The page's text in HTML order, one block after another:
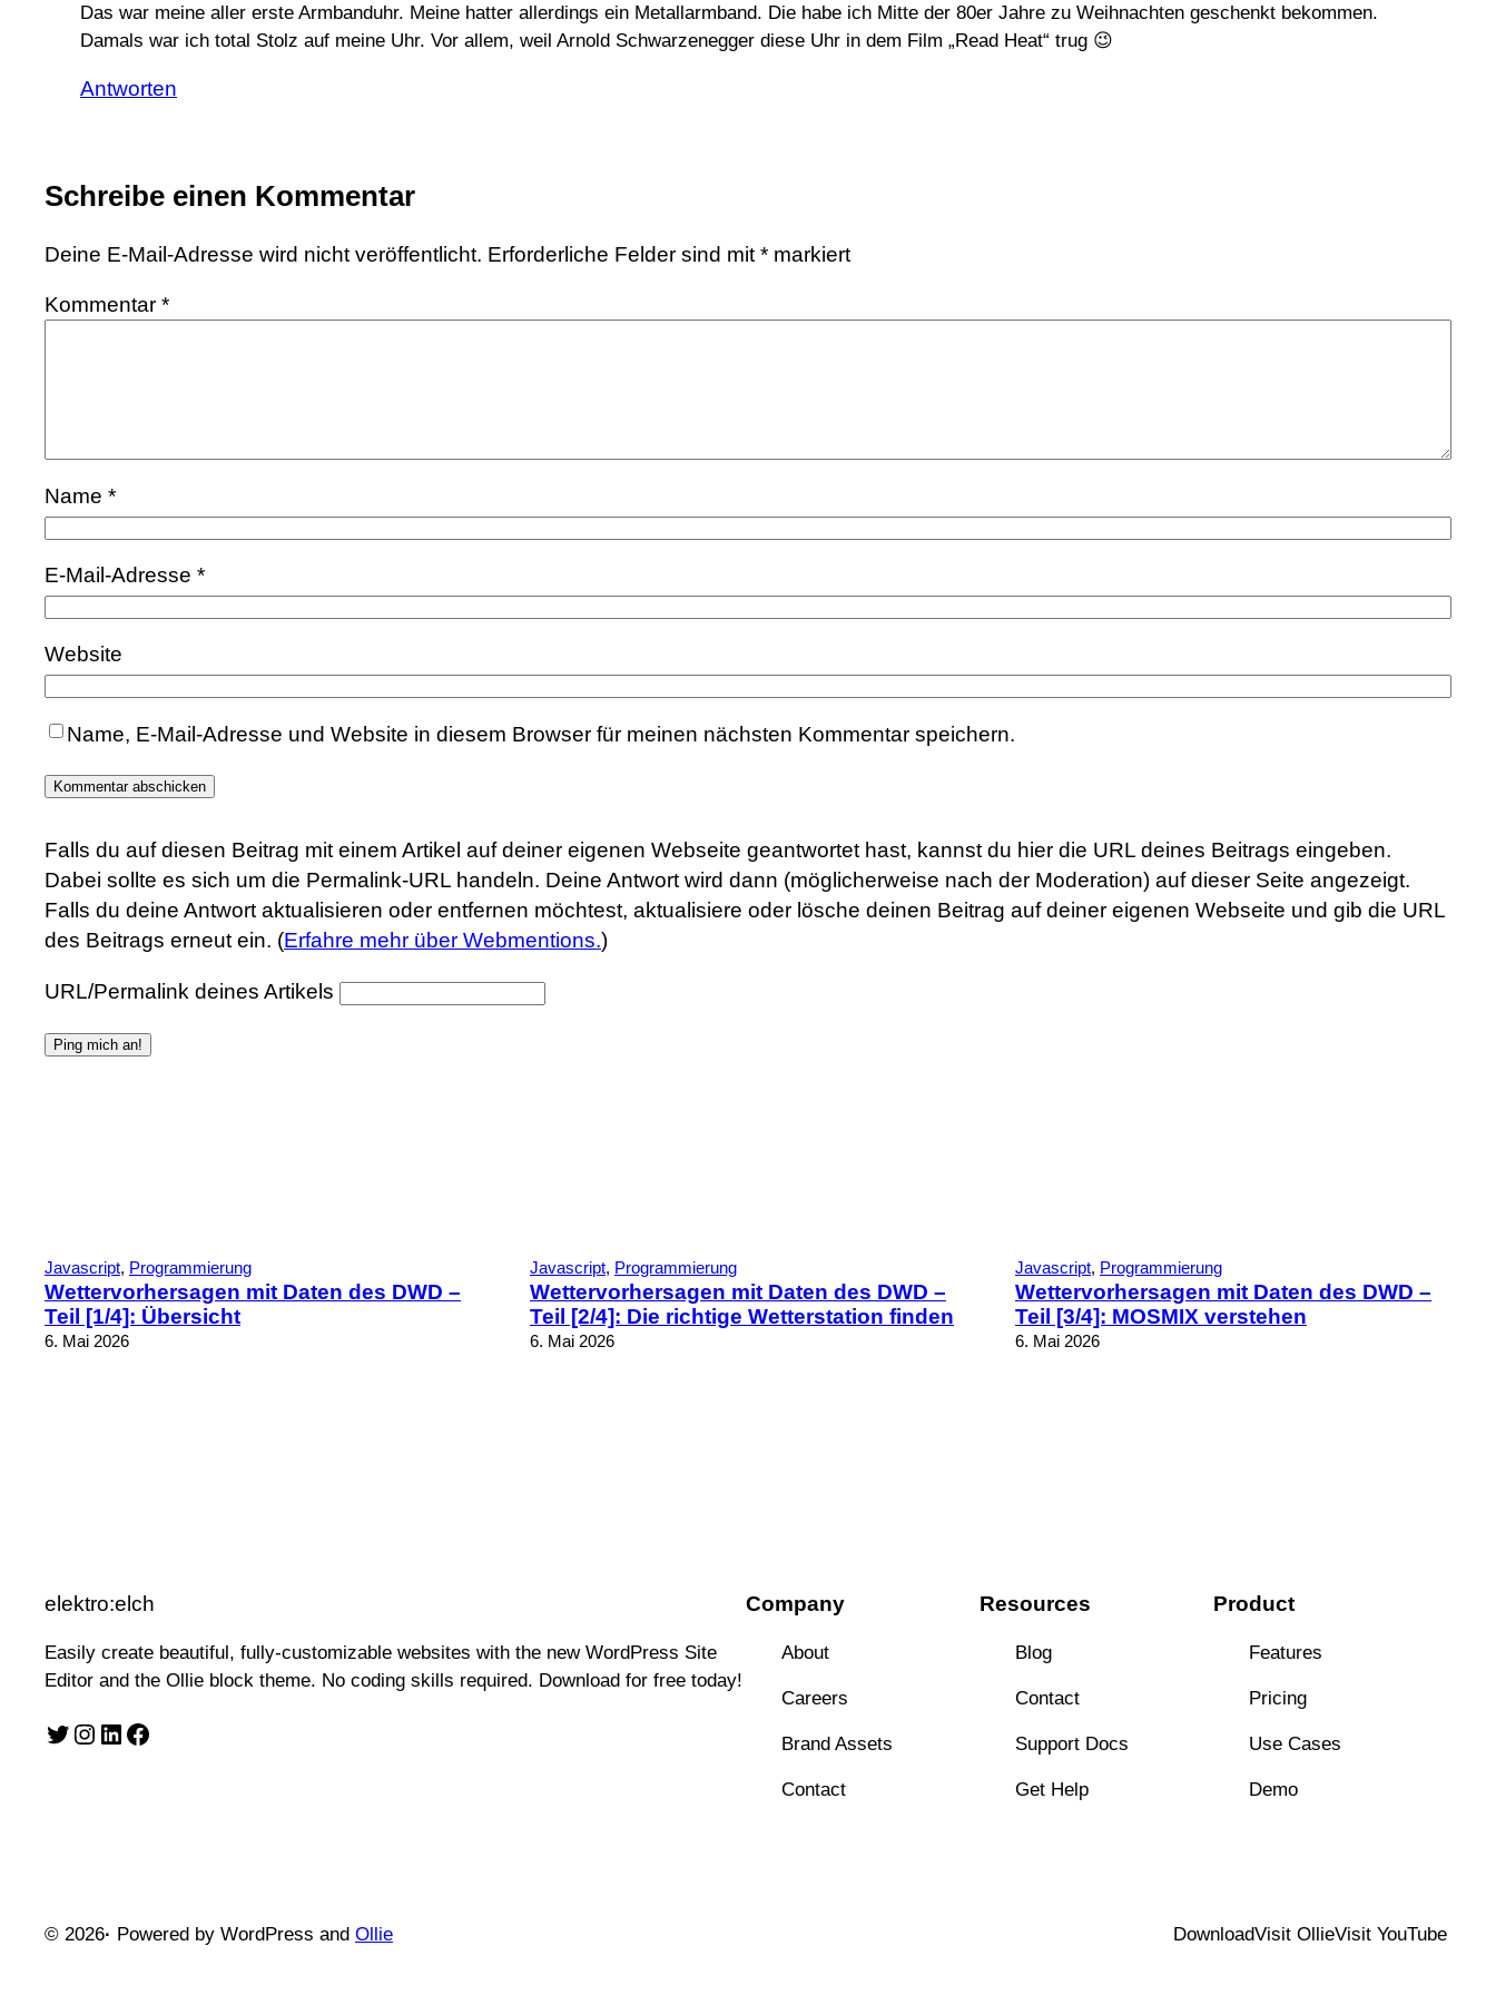
Das war meine aller erste Armbanduhr. Meine hatter allerdings ein Metallarmband. Die habe ich Mitte der 80er Jahre zu Weihnachten geschenkt bekommen.
Damals war ich total Stolz auf meine Uhr. Vor allem, weil Arnold Schwarzenegger diese Uhr in dem Film „Read Heat“ trug 😉
Antworten
Schreibe einen Kommentar
Deine E-Mail-Adresse wird nicht veröffentlicht. Erforderliche Felder sind mit * markiert
Kommentar *
Name *
E-Mail-Adresse *
Website
Name, E-Mail-Adresse und Website in diesem Browser für meinen nächsten Kommentar speichern.
Falls du auf diesen Beitrag mit einem Artikel auf deiner eigenen Webseite geantwortet hast, kannst du hier die URL deines Beitrags eingeben.
Dabei sollte es sich um die Permalink-URL handeln. Deine Antwort wird dann (möglicherweise nach der Moderation) auf dieser Seite angezeigt.
Falls du deine Antwort aktualisieren oder entfernen möchtest, aktualisiere oder lösche deinen Beitrag auf deiner eigenen Webseite und gib die URL
des Beitrags erneut ein. (Erfahre mehr über Webmentions.)
URL/Permalink deines Artikels
Javascript, Programmierung
Wettervorhersagen mit Daten des DWD –
Teil [1/4]: Übersicht
6. Mai 2026
Javascript, Programmierung
Wettervorhersagen mit Daten des DWD –
Teil [2/4]: Die richtige Wetterstation finden
6. Mai 2026
Javascript, Programmierung
Wettervorhersagen mit Daten des DWD –
Teil [3/4]: MOSMIX verstehen
6. Mai 2026
elektro:elch
Easily create beautiful, fully-customizable websites with the new WordPress Site
Editor and the Ollie block theme. No coding skills required. Download for free today!
Twitter Instagram LinkedIn Facebook
Company
About
Careers
Brand Assets
Contact
Resources
Blog
Contact
Support Docs
Get Help
Product
Features
Pricing
Use Cases
Demo
© 2026· Powered by WordPress and Ollie DownloadVisit OllieVisit YouTube